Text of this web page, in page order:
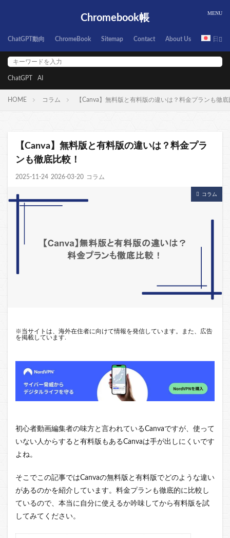
Chromebook帳
ChatGPT動向 ChromeBook Sitemap Contact About Us 日本
ChatGPT AI
HOME コラム 【Canva】無料版と有料版の違いは？料金プランも徹
【Canva】無料版と有料版の違いは？料金プラ
ンも徹底比較！
2025-11-24 2026-03-20 コラム
コラム
※当サイトは、海外在住者に向けて情報を発信しています。また、広告
を掲載しています.
初心者動画編集者の味方と言われているCanvaですが、使って
いない人からすると有料版もあるCanvaは手が出しにくいです
よね。
そこでこの記事ではCanvaの無料版と有料版でどのような違い
があるのかを紹介しています。料金プランも徹底的に比較し
ているので、本当に自分に使えるか吟味してから有料版を試
してみてください。